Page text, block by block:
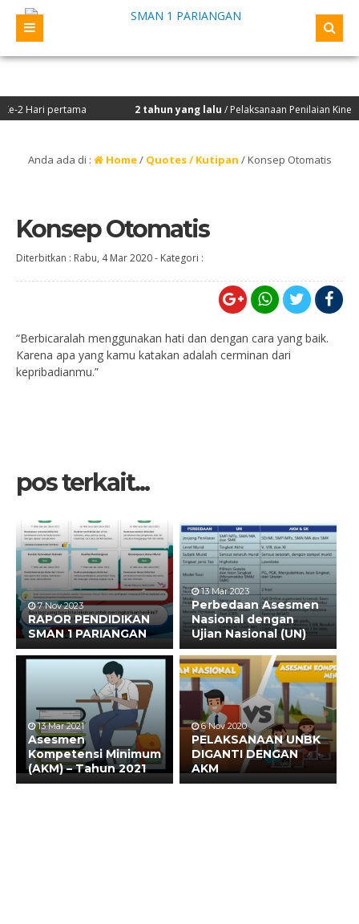
Hari pertama 2 tahun yang lalu/ Pelaksanaan Penilaian Kinerja
dilaksanakan Studi Tiru oleh OSIS/ MPK TP 2022/2023 beserta Siswa
Anda ada di : Home/ Quotes / Kutipan /Konsep Otomatis
Konsep Otomatis
Diterbitkan : Rabu, 4 Mar 2020- Kategori :
“Berbicaralah menggunakan hati dan dengan cara yang baik.
Karena apa yang kamu katakan adalah cerminan dari
kepribadianmu.”
pos terkait...
7 Nov 2023
RAPOR PENDIDIKAN
SMAN 1 PARIANGAN
13 Mar 2023
Perbedaan Asesmen
Nasional dengan
Ujian Nasional (UN)
13 Mar 2021
Asesmen
Kompetensi Minimum
(AKM) – Tahun 2021
6 Nov 2020
PELAKSANAAN UNBK
DIGANTI DENGAN
AKM